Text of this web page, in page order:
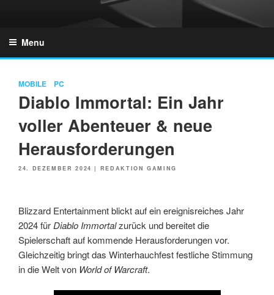
Menu
MOBILE PC
Diablo Immortal: Ein Jahr
voller Abenteuer & neue
Herausforderungen
POSTED
24. DEZEMBER 2024 | REDAKTION GAMING
Blizzard Entertainment blickt auf ein ereignisreiches Jahr
2024 für Diablo Immortalzurück und bereitet die
Spielerschaft auf kommende Herausforderungen vor.
Gleichzeitig bringt das Winterhauchfest festliche Stimmung
in die Welt von World of Warcraft.